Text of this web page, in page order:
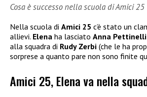
Cosa è successo nella scuola di Amici 25
Nella scuola di Amici 25 c’è stato un
allievi. Elena ha lasciato Anna Pettinelli
alla squadra di Rudy Zerbi (che le ha
sorprese a quanto pare non sono finite
Amici 25, Elena va nella